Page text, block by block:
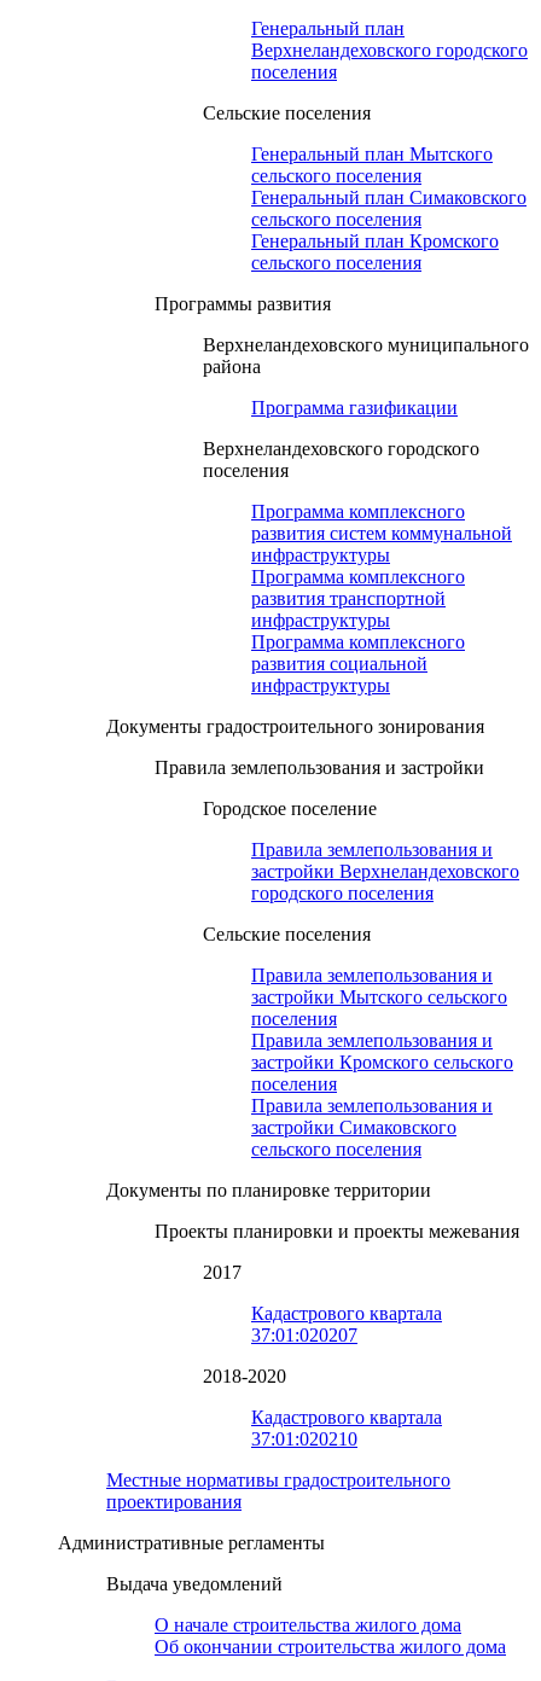
Генеральный план
Верхнеландеховского городского
поселения
Сельские поселения
Генеральный план Мытского
сельского поселения
Генеральный план Симаковского
сельского поселения
Генеральный план Кромского
сельского поселения
Программы развития
Верхнеландеховского муниципального
района
Программа газификации
Верхнеландеховского городского
поселения
Программа комплексного
развития систем коммунальной
инфраструктуры
Программа комплексного
развития транспортной
инфраструктуры
Программа комплексного
развития социальной
инфраструктуры
Документы градостроительного зонирования
Правила землепользования и застройки
Городское поселение
Правила землепользования и
застройки Верхнеландеховского
городского поселения
Сельские поселения
Правила землепользования и
застройки Мытского сельского
поселения
Правила землепользования и
застройки Кромского сельского
поселения
Правила землепользования и
застройки Симаковского
сельского поселения
Документы по планировке территории
Проекты планировки и проекты межевания
2017
Кадастрового квартала
37:01:020207
2018-2020
Кадастрового квартала
37:01:020210
Местные нормативы градостроительного
проектирования
Административные регламенты
Выдача уведомлений
О начале строительства жилого дома
Об окончании строительства жилого дома